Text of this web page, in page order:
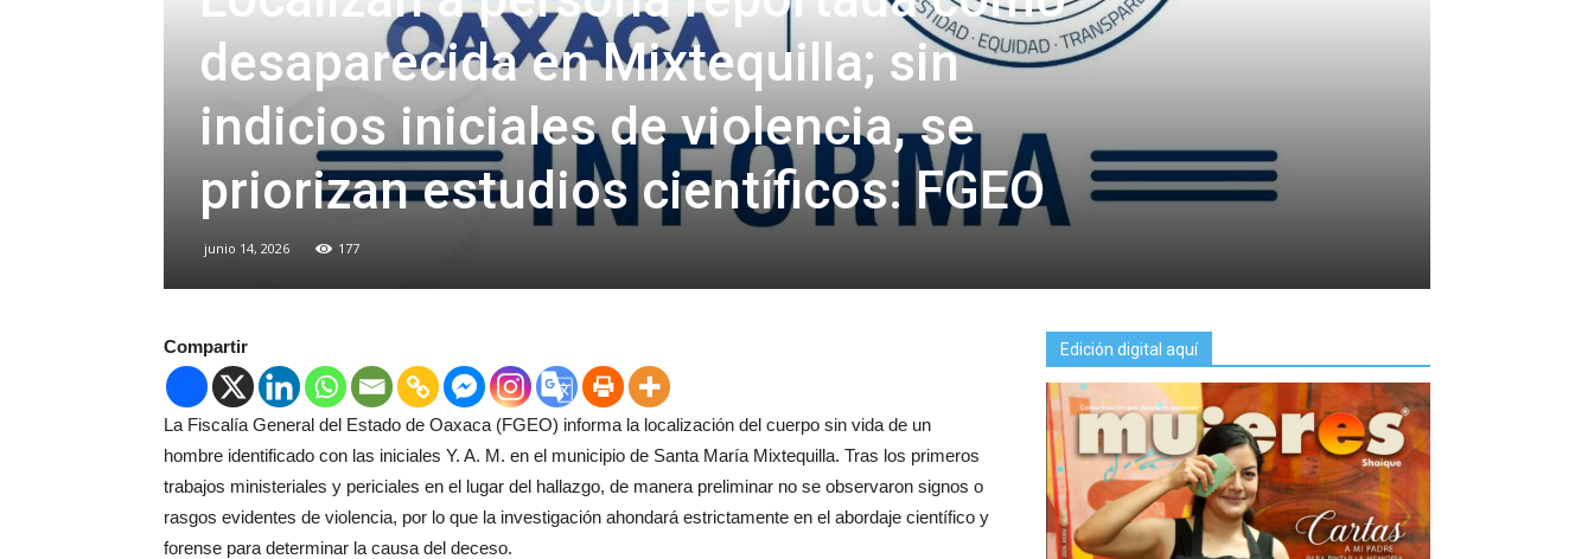
desaparecida en Mixtequilla; sin
indicios iniciales de violencia, se
priorizan estudios científicos: FGEO
junio 14, 2026 177
Compartir
La Fiscalía General del Estado de Oaxaca (FGEO) informa la localización del cuerpo sin vida de un
hombre identificado con las iniciales Y. A. M. en el municipio de Santa María Mixtequilla. Tras los primeros
trabajos ministeriales y periciales en el lugar del hallazgo, de manera preliminar no se observaron signos o
rasgos evidentes de violencia, por lo que la investigación ahondará estrictamente en el abordaje científico y
forense para determinar la causa del deceso.
Edición digital aquí